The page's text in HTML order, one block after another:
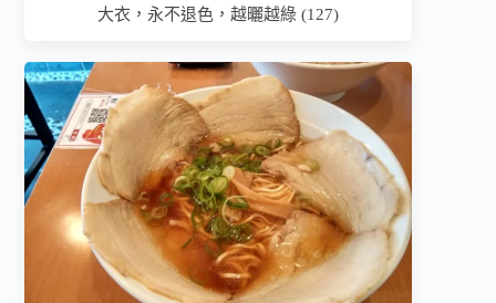
大衣，永不退色，越曬越綠 (127)